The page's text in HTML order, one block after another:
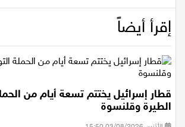
تكنولوجيا
فن
ستوديو انتخابات 2022
إقرأ أيضاً
قطار إسرائيل يختتم تسعة أيام من
الطيرة وقلنسوة